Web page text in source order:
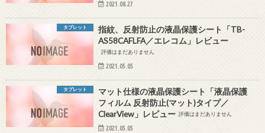
2021.08.27
タブレット
指紋、反射防止の液晶保護シート「TB-
AS58CAFLFA／エレコム」レビュー
評価はまだありません
2021.05.05
タブレット
マット仕様の液晶保護シート「液晶保護
フィルム 反射防止(マット)タイプ／
ClearView」レビュー 評価はまだありません
2021.05.05